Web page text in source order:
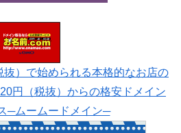
抜）で始められる本格的なお店の
円（税抜）からの格安ドメイン
─ムームードメイン─